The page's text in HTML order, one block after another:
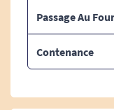
Passage Au
Contenance